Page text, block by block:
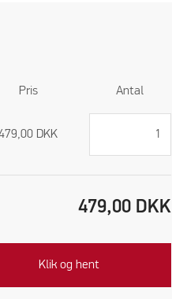
Pris Antal
DKK
479,00 DKK
Klik og hent